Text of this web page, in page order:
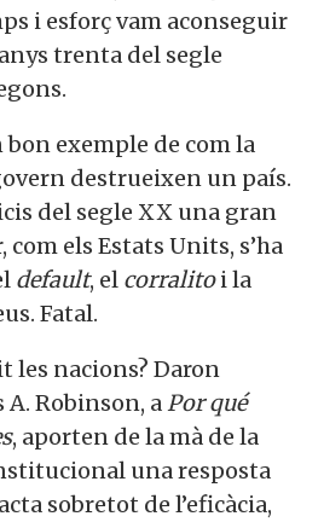
i esforç vam aconseguir
trenta del segle
bon exemple de com la
destrueixen un país.
del segle XX una gran
els Estats Units, s’ha
default, el corralitoi la
Fatal.
les nacions? Daron
A. Robinson, a Por qué
, aporten de la mà de la
una resposta
sobretot de l’eficàcia,